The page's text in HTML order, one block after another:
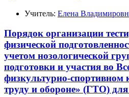
Учитель: Елена
Порядок организации
физической
учетом нозологической
подготовки и участия во
физкультурно-спортивном
труду и обороне» (ГТО)